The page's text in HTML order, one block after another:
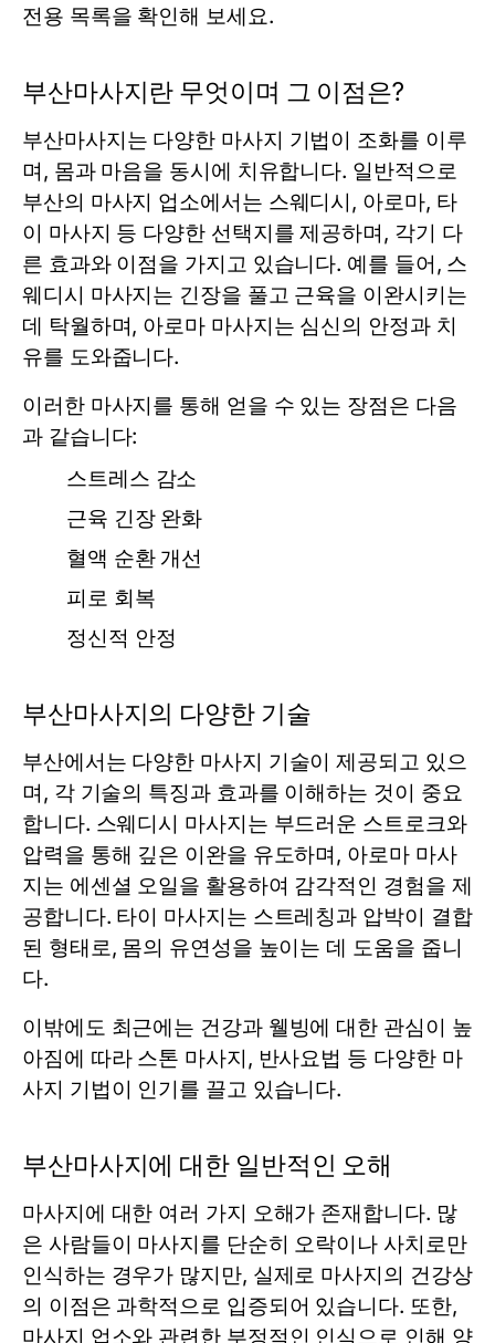
전용 목록을 확인해 보세요.
부산마사지란 무엇이며 그 이점은?
부산마사지는 다양한 마사지 기법이 조화를 이루
며, 몸과 마음을 동시에 치유합니다. 일반적으로
부산의 마사지 업소에서는 스웨디시, 아로마, 타
이 마사지 등 다양한 선택지를 제공하며, 각기 다
른 효과와 이점을 가지고 있습니다. 예를 들어, 스
웨디시 마사지는 긴장을 풀고 근육을 이완시키는
데 탁월하며, 아로마 마사지는 심신의 안정과 치
유를 도와줍니다.
이러한 마사지를 통해 얻을 수 있는 장점은 다음
과 같습니다:
스트레스 감소
근육 긴장 완화
혈액 순환 개선
피로 회복
정신적 안정
부산마사지의 다양한 기술
부산에서는 다양한 마사지 기술이 제공되고 있으
며, 각 기술의 특징과 효과를 이해하는 것이 중요
합니다. 스웨디시 마사지는 부드러운 스트로크와
압력을 통해 깊은 이완을 유도하며, 아로마 마사
지는 에센셜 오일을 활용하여 감각적인 경험을 제
공합니다. 타이 마사지는 스트레칭과 압박이 결합
된 형태로, 몸의 유연성을 높이는 데 도움을 줍니
다.
이밖에도 최근에는 건강과 웰빙에 대한 관심이 높
아짐에 따라 스톤 마사지, 반사요법 등 다양한 마
사지 기법이 인기를 끌고 있습니다.
부산마사지에 대한 일반적인 오해
마사지에 대한 여러 가지 오해가 존재합니다. 많
은 사람들이 마사지를 단순히 오락이나 사치로만
인식하는 경우가 많지만, 실제로 마사지의 건강상
의 이점은 과학적으로 입증되어 있습니다. 또한,
마사지 업소와 관련한 부정적인 인식으로 인해 양